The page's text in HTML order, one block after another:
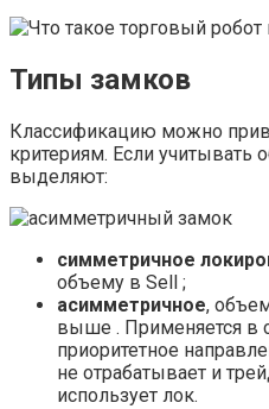
Типы замков
Классификацию можно
критериям. Если учитывать
выделяют:
симметричное
объему в Sell ;
асимметричное,
выше . Применяется в
приоритетное
не отрабатывает и
использует лок.